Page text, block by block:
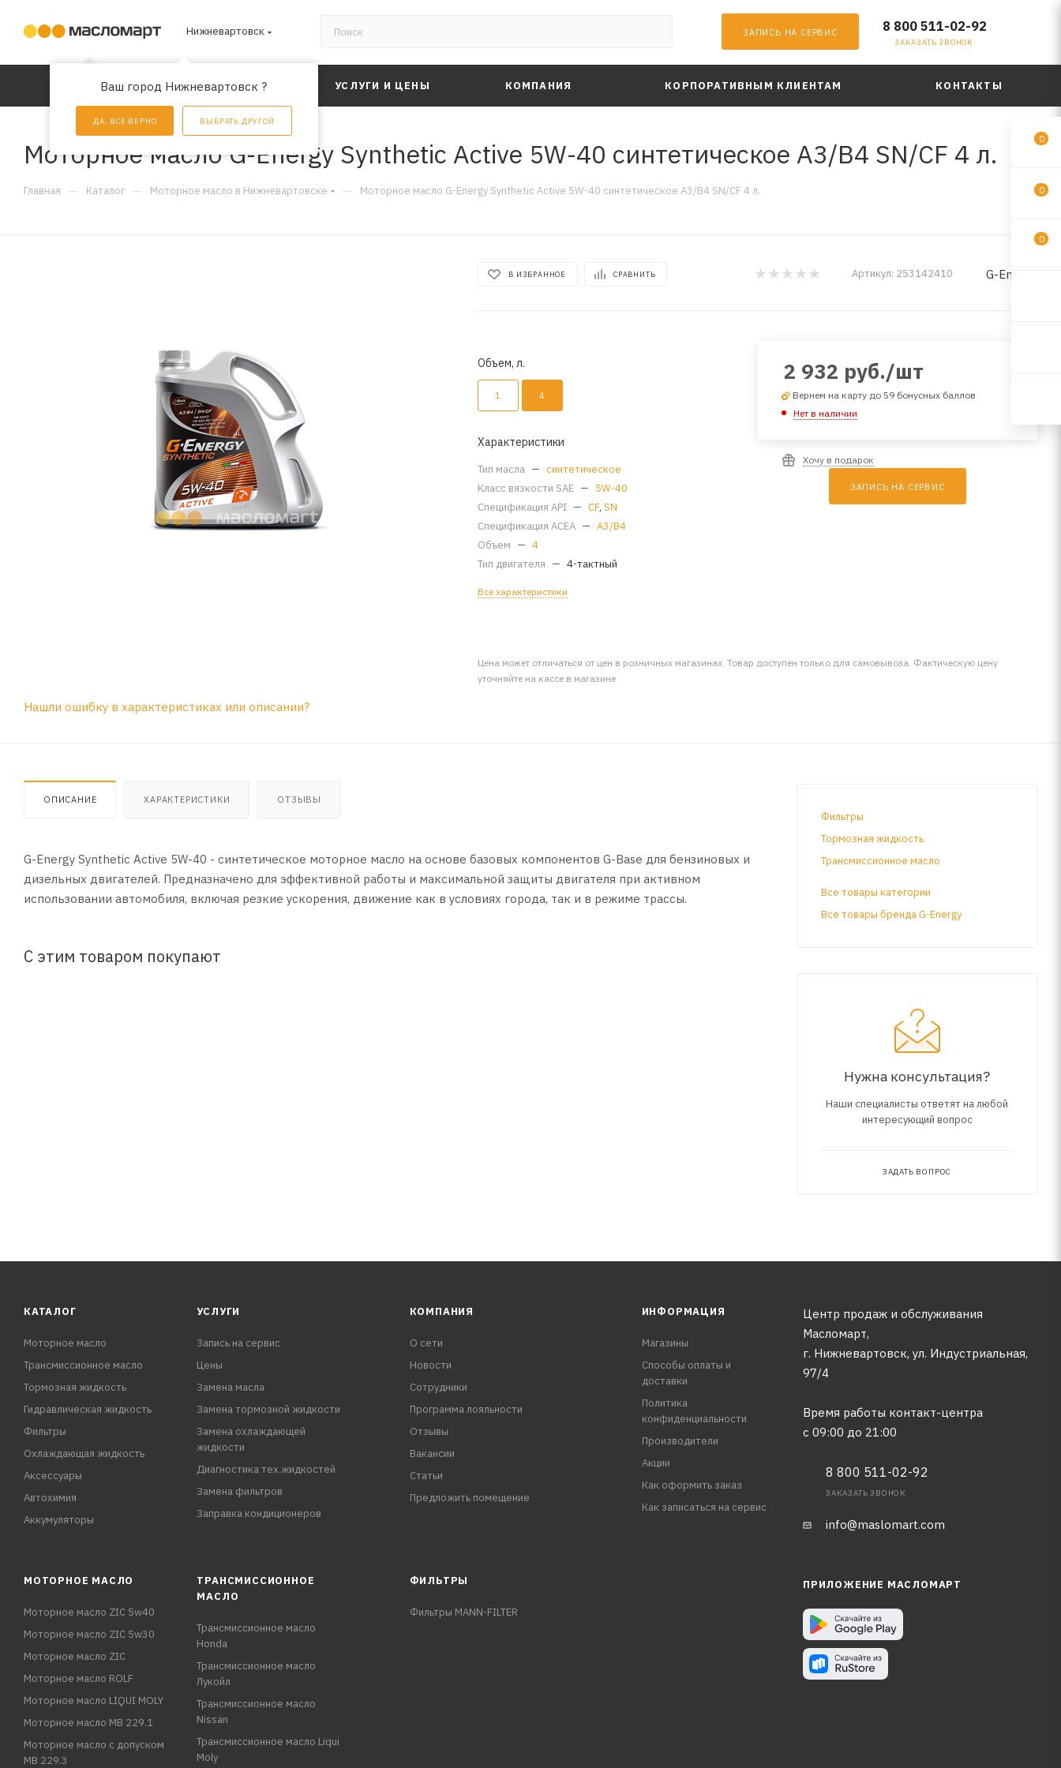
Нижневартовск
Ваш город Нижневартовск ?
ДА, ВСЕ ВЕРНО ВЫБРАТЬ ДРУГОЙ
ЗАПИСЬ НА СЕРВИС 8 800 511-02-92
ЗАКАЗАТЬ ЗВОНОК
КАТАЛОГ АКЦИИ УСЛУГИ И ЦЕНЫ КОМПАНИЯ КОРПОРАТИВНЫМ КЛИЕНТАМ КОНТАКТЫ
Моторное масло G-Energy Synthetic Active 5W-40 синтетическое A3/B4 SN/CF 4 л.
Главная — Каталог — Моторное масло в Нижневартовске — Моторное масло G-Energy Synthetic Active 5W-40 синтетическое A3/B4 SN/CF 4 л.
В ИЗБРАННОЕ СРАВНИТЬ Артикул: 253142410 G-Energy
Объем, л.
1 4
Характеристики
Тип масла — синтетическое
Класс вязкости SAE — 5W-40
Спецификация API — CF,SN
Спецификация ACEA — A3/B4
Объем — 4
Тип двигателя — 4-тактный
Все характеристики
2 932 руб./шт
Вернем на карту до 59 бонусных баллов
Нет в наличии
Хочу в подарок
ЗАПИСЬ НА СЕРВИС
Цена может отличаться от цен в розничных магазинах. Товар доступен только для самовывоза. Фактическую цену
уточняйте на кассе в магазине
Нашли ошибку в характеристиках или описании?
ОПИСАНИЕ ХАРАКТЕРИСТИКИ ОТЗЫВЫ
G-Energy Synthetic Active 5W-40 - синтетическое моторное масло на основе базовых компонентов G-Base для бензиновых и
дизельных двигателей. Предназначено для эффективной работы и максимальной защиты двигателя при активном
использовании автомобиля, включая резкие ускорения, движение как в условиях города, так и в режиме трассы.
С этим товаром покупают
Фильтры
Тормозная жидкость
Трансмиссионное масло
Все товары категории
Все товары бренда G-Energy
Нужна консультация?
Наши специалисты ответят на любой
интересующий вопрос
ЗАДАТЬ ВОПРОС
КАТАЛОГ
Моторное масло
Трансмиссионное масло
Тормозная жидкость
Гидравлическая жидкость
Фильтры
Охлаждающая жидкость
Аксессуары
Автохимия
Аккумуляторы
УСЛУГИ
Запись на сервис
Цены
Замена масла
Замена тормозной жидкости
Замена охлаждающей
жидкости
Диагностика тех.жидкостей
Замена фильтров
Заправка кондиционеров
КОМПАНИЯ
О сети
Новости
Сотрудники
Программа лояльности
Отзывы
Вакансии
Статьи
Предложить помещение
ИНФОРМАЦИЯ
Магазины
Способы оплаты и
доставки
Политика
конфиденциальности
Производители
Акции
Как оформить заказ
Как записаться на сервис
Центр продаж и обслуживания
Масломарт,
г. Нижневартовск, ул. Индустриальная,
97/4
Время работы контакт-центра
с 09:00 до 21:00
8 800 511-02-92
ЗАКАЗАТЬ ЗВОНОК
info@maslomart.com
МОТОРНОЕ МАСЛО
Моторное масло ZIC 5w40
Моторное масло ZIC 5w30
Моторное масло ZIC
Моторное масло ROLF
Моторное масло LIQUI MOLY
Моторное масло MB 229.1
Моторное масло с допуском
MB 229.3
ТРАНСМИССИОННОЕ
МАСЛО
Трансмиссионное масло
Honda
Трансмиссионное масло
Лукойл
Трансмиссионное масло
Nissan
Трансмиссионное масло Liqui
Moly
ФИЛЬТРЫ
Фильтры MANN-FILTER
ПРИЛОЖЕНИЕ МАСЛОМАРТ
0
0
0